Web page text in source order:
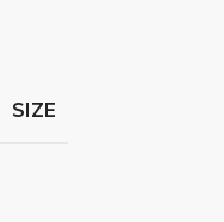
SIZE